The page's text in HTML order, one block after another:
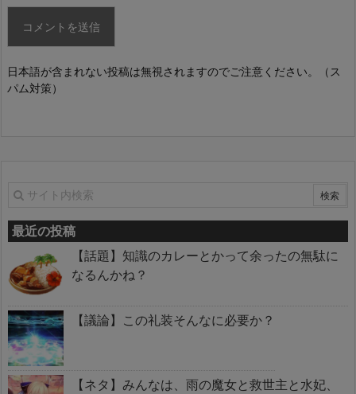
日本語が含まれない投稿は無視されますのでご注意ください。（ス
パム対策）
最近の投稿
【話題】知識のカレーとかって余ったの無駄に
なるんかね？
【議論】この礼装そんなに必要か？
【ネタ】みんなは、雨の魔女と救世主と水妃、